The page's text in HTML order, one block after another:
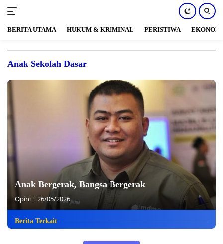
konten
BERITA UTAMA HUKUM & KRIMINAL PERISTIWA EKONOMI
Anak Sekolah Dasar
Anak Bergerak, Bangsa Bergerak
Opini | 26/05/2026
Berita Terkait